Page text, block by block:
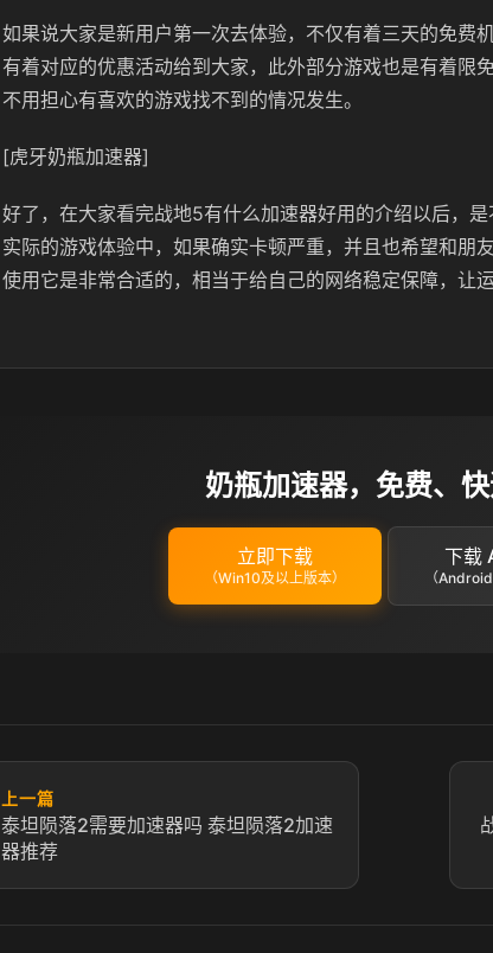
如果说大家是新用户第一次去体验，不仅有着三天的免费
有着对应的优惠活动给到大家，此外部分游戏也是有着限
不用担心有喜欢的游戏找不到的情况发生。
[虎牙奶瓶加速器]
好了，在大家看完战地5有什么加速器好用的介绍以后，
实际的游戏体验中，如果确实卡顿严重，并且也希望和朋
使用它是非常合适的，相当于给自己的网络稳定保障，让运
奶瓶加速器，免费、
立即下载
（Win10及以上版本）
下载
（
上一篇
泰坦陨落2需要加速器吗 泰坦陨落2加速
器推荐